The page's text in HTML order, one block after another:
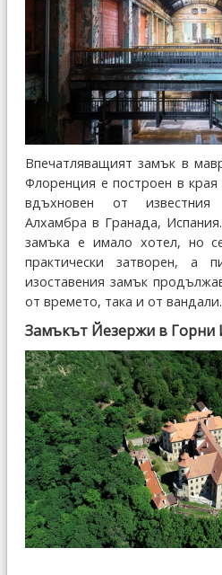
Впечатляващият замък в
Флоренция е построен в края
вдъхновен от известния
Алхамбра в Гранада,
замъка е имало хотел, но
практически затворен, а
изоставения замък
от времето, така и от вандали.
Замъкът Йезержи в Горни